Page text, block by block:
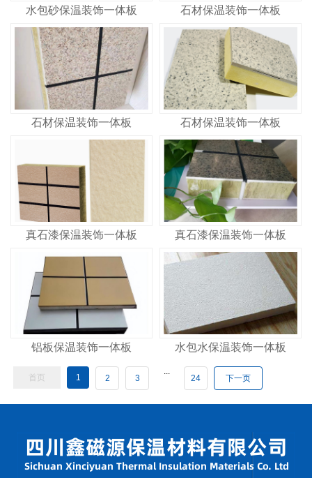
水包砂保温装饰一体板 石材保温装饰一体板
石材保温装饰一体板 石材保温装饰一体板
真石漆保温装饰一体板 真石漆保温装饰一体板
铝板保温装饰一体板 水包水保温装饰一体板
首页 1 2 3
...
24 下一页